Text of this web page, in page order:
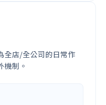
全店/全公司的日常作
機制。